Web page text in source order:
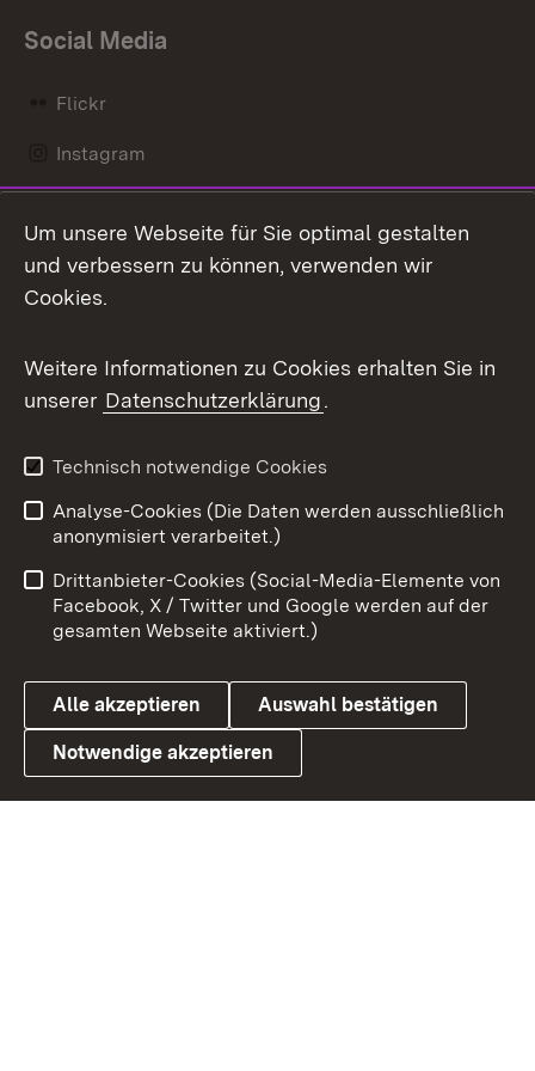
Social Media
Flickr
Instagram
Mastodon
Messenger
Social Wall
X / Twitter
Youtube
Link zum Landesportal
Benutzungshinweise
Barrierefreiheit
Datenschutz
Cookies
Um unsere Webseite für Sie optimal gestalten
und verbessern zu können, verwenden wir
Cookies.
Weitere Informationen zu Cookies erhalten Sie in
unserer Datenschutzerklärung.
Technisch notwendige Cookies
Analyse-Cookies (Die Daten werden ausschließlich
anonymisiert verarbeitet.)
Drittanbieter-Cookies (Social-Media-Elemente von
Facebook, X / Twitter und Google werden auf der
gesamten Webseite aktiviert.)
Alle akzeptieren Auswahl bestätigen
Notwendige akzeptieren